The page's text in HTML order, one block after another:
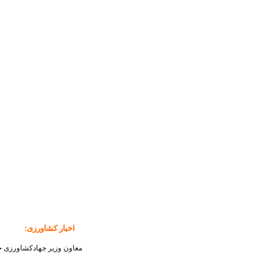
اخبار کشاورزی:
معاون وزیر جهادکشاورزی